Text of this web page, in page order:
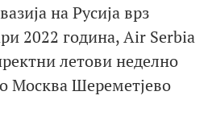
на Русија врз
2022 година, Air Serbia
летови неделно
Москва Шереметјево